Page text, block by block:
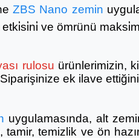
ZBS Nano zemin
ve ömrünü
rulosu ürünlerimizin,
ek ilave
uygulamasında, alt
temizlik ve ön